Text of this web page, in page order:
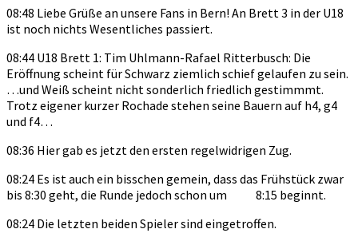
08:48 Liebe Grüße an unsere Fans in Bern! An Brett 3 in der U18
ist noch nichts Wesentliches passiert.
08:44 U18 Brett 1: Tim Uhlmann-Rafael Ritterbusch: Die
Eröffnung scheint für Schwarz ziemlich schief gelaufen zu sein.
…und Weiß scheint nicht sonderlich friedlich gestimmmt.
Trotz eigener kurzer Rochade stehen seine Bauern auf h4, g4
und f4…
08:36 Hier gab es jetzt den ersten regelwidrigen Zug.
08:24 Es ist auch ein bisschen gemein, dass das Frühstück zwar
bis 8:30 geht, die Runde jedoch schon um 8:15 beginnt.
08:24 Die letzten beiden Spieler sind eingetroffen.